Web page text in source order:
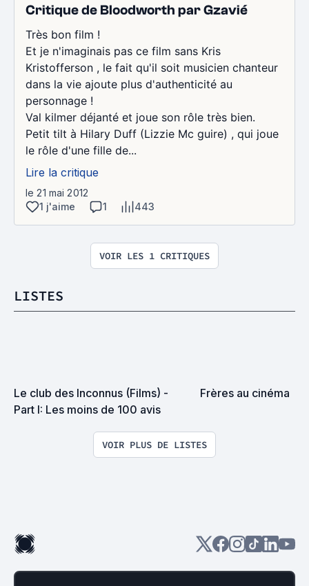
Critique de Bloodworth par Gzavié
Très bon film !
Et je n'imaginais pas ce film sans Kris
Kristofferson , le fait qu'il soit musicien chanteur
dans la vie ajoute plus d'authenticité au
personnage !
Val kilmer déjanté et joue son rôle très bien.
Petit tilt à Hilary Duff (Lizzie Mc guire) , qui joue
le rôle d'une fille de...
Lire la critique
le 21 mai 2012
1 j'aime
1 443
VOIR LES 1 CRITIQUES
LISTES
Le club des Inconnus (Films) -
Part I: Les moins de 100 avis
Frères au cinéma
VOIR PLUS DE LISTES